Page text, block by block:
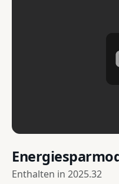
Enthalten in 2025.32